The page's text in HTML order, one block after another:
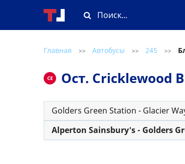
Главная >> Автобусы >> 245 >>
CE Ост. Cricklewood
Golders Green Station - Glacier
Alperton Sainsbury's - Golders